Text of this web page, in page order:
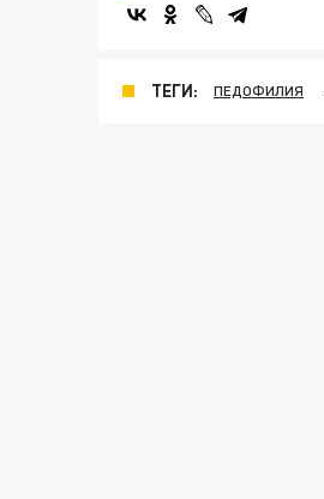
ТЕГИ: ПЕДОФИЛИЯ